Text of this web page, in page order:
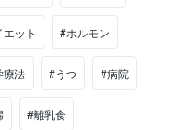
ット #ホルモン
療法 #うつ #病院
#離乳食